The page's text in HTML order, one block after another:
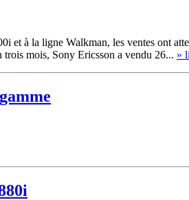
et à la ligne Walkman, les ventes ont
mois, Sony Ericsson a vendu 26... »